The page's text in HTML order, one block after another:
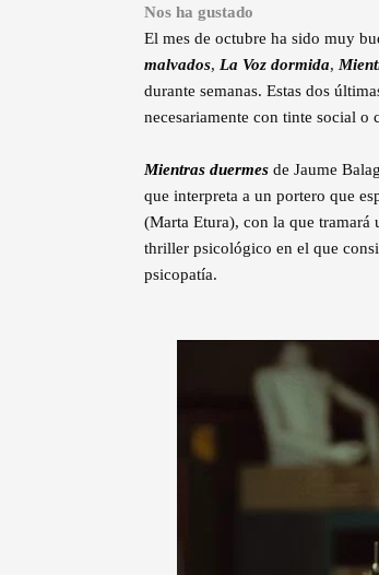
Nos ha gustado
El mes de octubre ha sido muy
malvados, La Voz dormida,
durante semanas. Estas dos
necesariamente con tinte social o
Mientras duermes de Jaume
que interpreta a un portero que
(Marta Etura), con la que tramará
thriller psicológico en el que
psicopatía.